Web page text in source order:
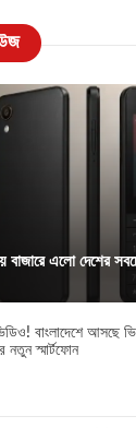
বাজারে এলো দেশের
বাংলাদেশে আসছে
নতুন স্মার্টফোন